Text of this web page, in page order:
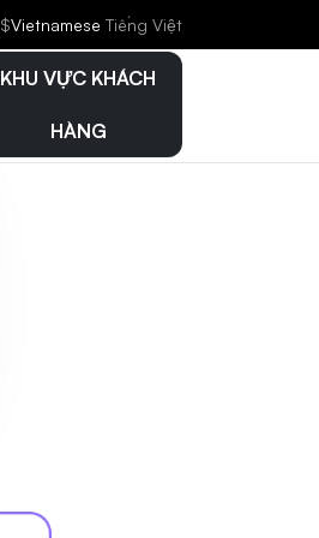
$Vietnamese Tiếng Việt
KHU VỰC KHÁCH
HÀNG